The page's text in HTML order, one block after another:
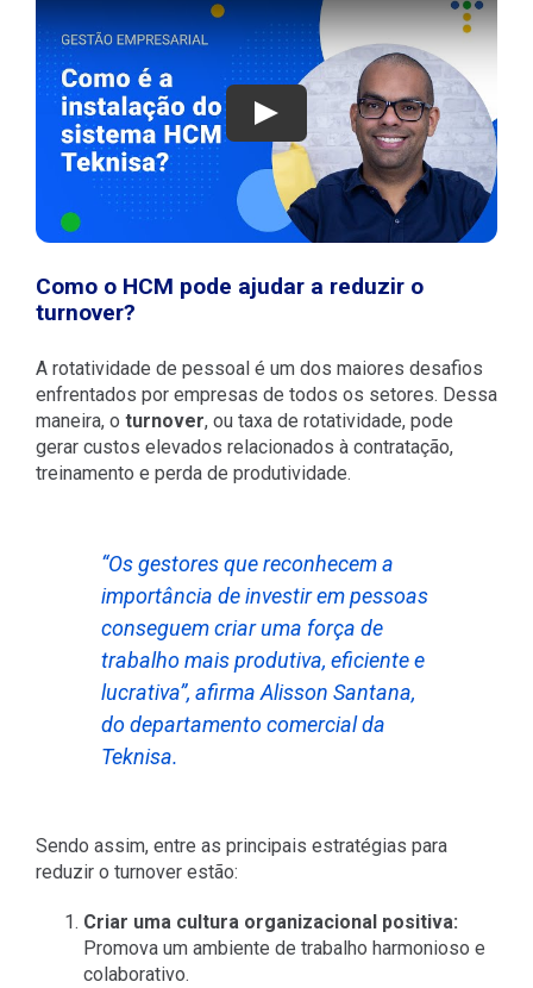
Jugar
Como o HCM pode ajudar a reduzir o
turnover?
A rotatividade de pessoal é um dos maiores desafios
enfrentados por empresas de todos os setores. Dessa
maneira, o turnover, ou taxa de rotatividade, pode
gerar custos elevados relacionados à contratação,
treinamento e perda de produtividade.
“Os gestores que reconhecem a
importância de investir em pessoas
conseguem criar uma força de
trabalho mais produtiva, eficiente e
lucrativa”, afirma Alisson Santana,
do departamento comercial da
Teknisa.
Sendo assim, entre as principais estratégias para
reduzir o turnover estão:
Criar uma cultura organizacional positiva:
Promova um ambiente de trabalho harmonioso e
colaborativo.